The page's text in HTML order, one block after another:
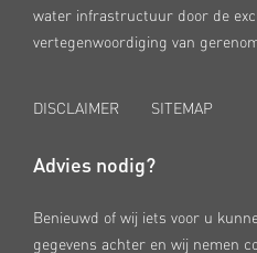
water infrastructuur door de
vertegenwoordiging van
DISCLAIMER SITEMAP
Advies nodig?
Benieuwd of wij iets voor u
gegevens achter en wij nemen